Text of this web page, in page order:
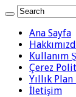
Ana Sayfa
Kullanım
Çerez
Yıllık
İletişim